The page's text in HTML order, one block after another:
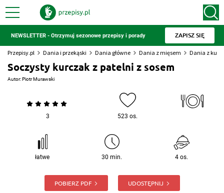
NEWSLETTER - Otrzymuj sezonowe przepisy i porady ZAPISZ SIĘ
Przepisy.pl Dania i przekąski Dania główne Dania z mięsem Dania z
Soczysty kurczak z patelni z sosem
Autor:Piotr Murawski
3 523 os.
łatwe 30 min. 4 os.
POBIERZ PDF UDOSTĘPNIJ